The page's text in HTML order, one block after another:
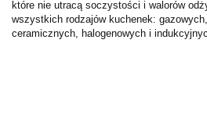
które nie utracą soczystości i walorów
wszystkich rodzajów kuchenek:
ceramicznych, halogenowych i